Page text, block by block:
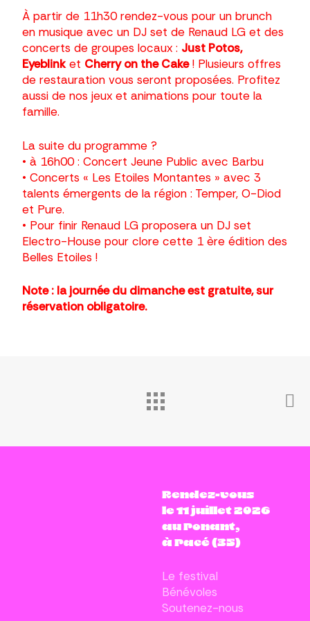
À partir de 11h30 rendez-vous pour un brunch
en musique avec un DJ set de Renaud LG et des
concerts de groupes locaux : Just Potos,
Eyeblinket Cherry on the Cake! Plusieurs offres
de restauration vous seront proposées. Profitez
aussi de nos jeux et animations pour toute la
famille.
La suite du programme ?
• à 16h00 : Concert Jeune Public avec Barbu
• Concerts « Les Etoiles Montantes » avec 3
talents émergents de la région : Temper, O-Diod
et Pure.
• Pour finir Renaud LG proposera un DJ set
Electro-House pour clore cette 1 ère édition des
Belles Etoiles !
Note : la journée du dimanche est gratuite,sur
réservation obligatoire.
Rendez-vous
le 11 juillet 2026
au Ponant,
à Pacé (35)
Le festival
Bénévoles
Soutenez-nous